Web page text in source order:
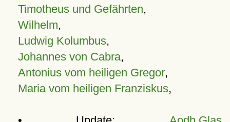
Timotheus und Gefährten,
Wilhelm,
Ludwig Kolumbus,
Johannes von Cabra,
Antonius vom heiligen Gregor,
Maria vom heiligen Franziskus,